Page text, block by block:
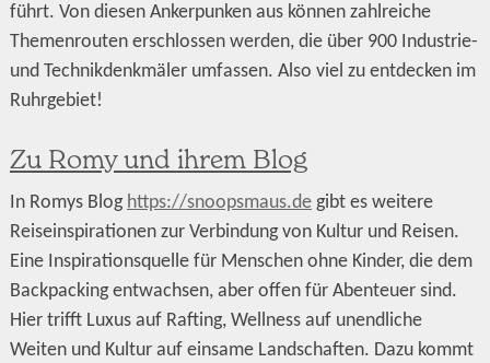
führt. Von diesen Ankerpunken aus können zahlreiche
Themenrouten erschlossen werden, die über 900 Industrie-
und Technikdenkmäler umfassen. Also viel zu entdecken im
Ruhrgebiet!
Zu Romy und ihrem Blog
In Romys Blog https://snoopsmaus.degibt es weitere
Reiseinspirationen zur Verbindung von Kultur und Reisen.
Eine Inspirationsquelle für Menschen ohne Kinder, die dem
Backpacking entwachsen, aber offen für Abenteuer sind.
Hier trifft Luxus auf Rafting, Wellness auf unendliche
Weiten und Kultur auf einsame Landschaften. Dazu kommt